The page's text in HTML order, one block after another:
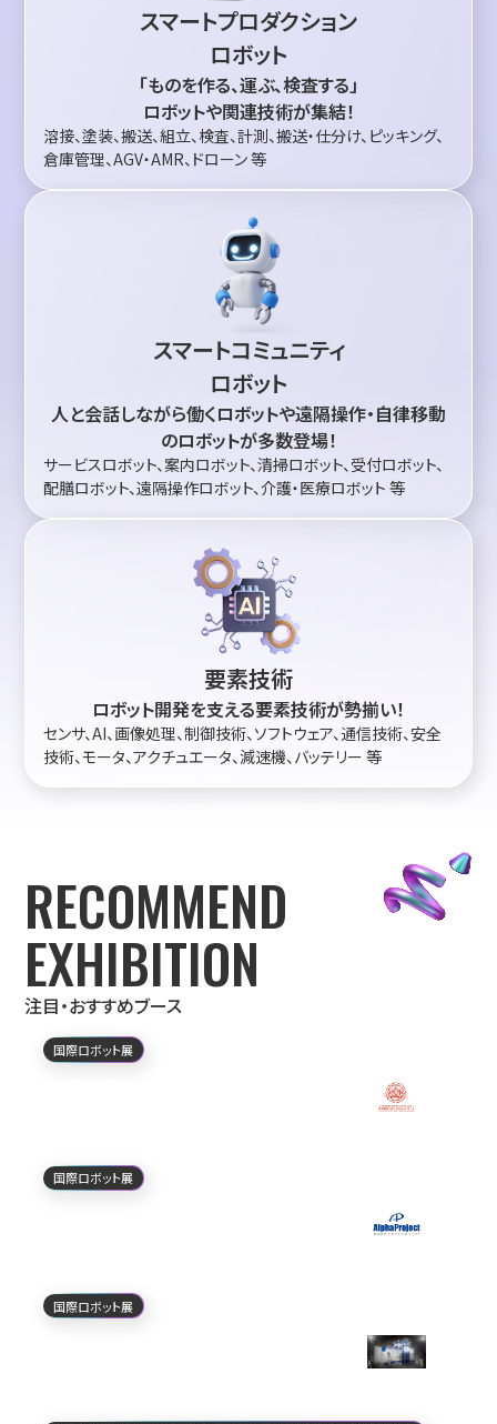
スマートプロダクション
ロボット
「ものを作る、運ぶ、検査する」
ロボットや関連技術が集結！
溶接、塗装、搬送、組立、検査、計測、搬送・仕分け、ピッキング、
倉庫管理、AGV・AMR、ドローン 等
スマートコミュニティ
ロボット
人と会話しながら働くロボットや遠隔操作・自律移動
のロボットが多数登場！
サービスロボット、案内ロボット、清掃ロボット、受付ロボット、
配膳ロボット、遠隔操作ロボット、介護・医療ロボット 等
要素技術
ロボット開発を支える要素技術が勢揃い！
センサ、AI、画像処理、制御技術、ソフトウェア、通信技術、安全
技術、モータ、アクチュエータ、減速機、バッテリー 等
RECOMMEND
EXHIBITION
注目・おすすめブース
国際ロボット展
国際ロボット展
国際ロボット展